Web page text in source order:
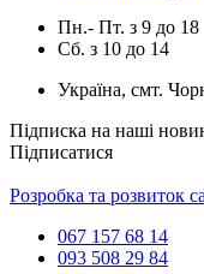
Пн.- Пт. з 9 до 18
Сб. з 10 до 14
Україна, смт.
Підписка на наші
Підписатися
Розробка та розвиток
067 157 68 14
093 508 29 84